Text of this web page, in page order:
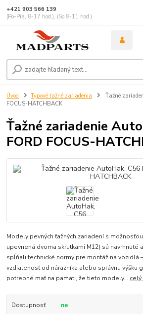
+421 903 566 139
(Po-Pia, 8-17 hod.), (So 8-11 hod.)
Úvod Typové ťažné zariadenia
Ťažné
FOCUS-HATCHBACK
Ťažné zariadenie
FORD FOCUS-
Modely pevných ťažných zariadení s
upevnená dvoma skrutkami M12) sú navrhnuté
spĺňali technické normy pre montáž na vozidlá
vzdialenosť od nárazníka alebo správnu výšku
potrebné mať na pamäti, že tieto modely...
Dostupnosť ne